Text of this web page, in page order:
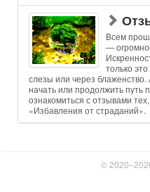
Всем
—
только
слезы или через блаженство.
начать или продолжить путь
ознакомиться с отзывами
«Избавления от страданий».
©